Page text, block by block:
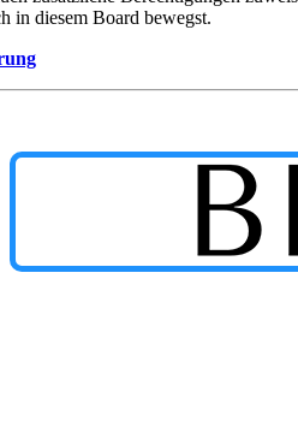
in diesem Board bewegst.